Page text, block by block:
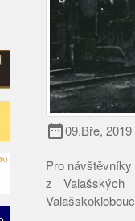
date_range09.Bře, 2019
Pro
z